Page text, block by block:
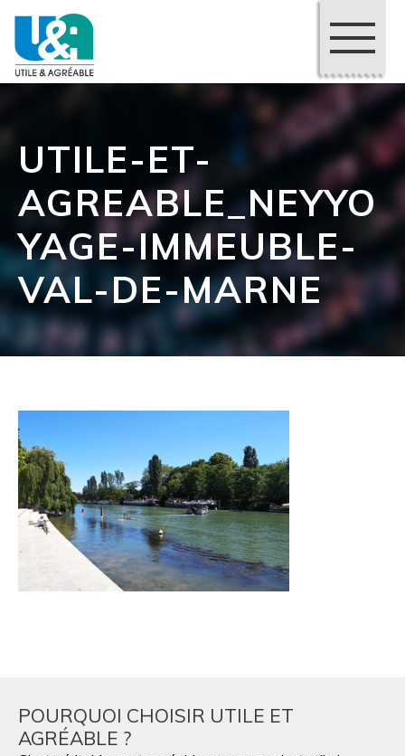
UTILE-ET-
AGREABLE_NEYYO
YAGE-IMMEUBLE-
VAL-DE-MARNE
POURQUOI CHOISIR UTILE ET
AGRÉABLE ?